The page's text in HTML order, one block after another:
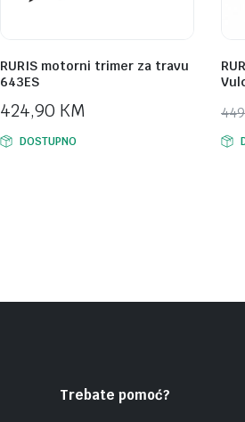
RURIS motorni trimer za travu
643ES
424,90 KM
DOSTUPNO
Trebate pomoć?